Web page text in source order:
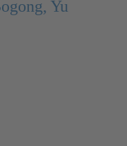
Yu